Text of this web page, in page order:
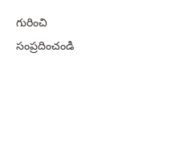
గురించి
సంప్రదించండి